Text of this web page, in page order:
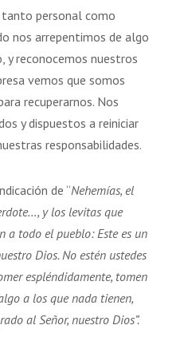
tanto personal como
nos arrepentimos de algo
y reconocemos nuestros
vemos que somos
recuperarnos. Nos
y dispuestos a reiniciar
responsabilidades.
de “Nehemías, el
y los levitas que
a todo el pueblo: Este es un
Dios. No estén ustedes
espléndidamente, tomen
a los que nada tienen,
al Señor, nuestro Dios”.